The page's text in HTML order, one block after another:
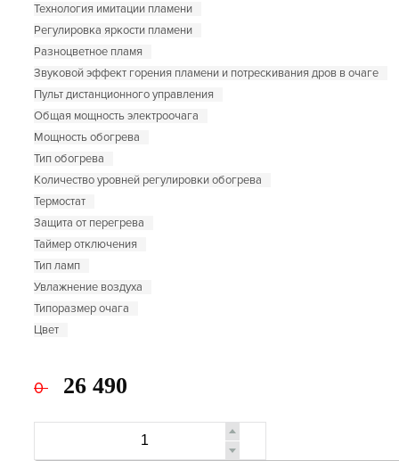
Технология имитации пламени
Регулировка яркости пламени
Разноцветное пламя
Звуковой эффект горения пламени и потрескивания дров в очаге
Пульт дистанционного управления
Общая мощность электроочага
Мощность обогрева
Тип обогрева
Количество уровней регулировки обогрева
Термостат
Защита от перегрева
Таймер отключения
Тип ламп
Увлажнение воздуха
Типоразмер очага
Цвет
0 26 490